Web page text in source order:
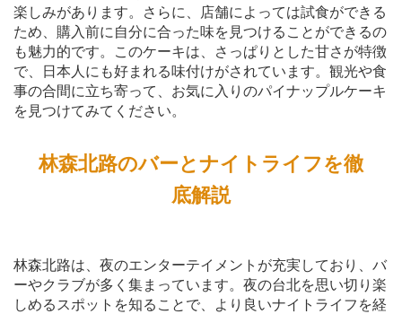
楽しみがあります。さらに、店舗によっては試食ができる
ため、購入前に自分に合った味を見つけることができるの
も魅力的です。このケーキは、さっぱりとした甘さが特徴
で、日本人にも好まれる味付けがされています。観光や食
事の合間に立ち寄って、お気に入りのパイナップルケーキ
を見つけてみてください。
林森北路のバーとナイトライフを徹
底解説
林森北路は、夜のエンターテイメントが充実しており、バ
ーやクラブが多く集まっています。夜の台北を思い切り楽
しめるスポットを知ることで、より良いナイトライフを経